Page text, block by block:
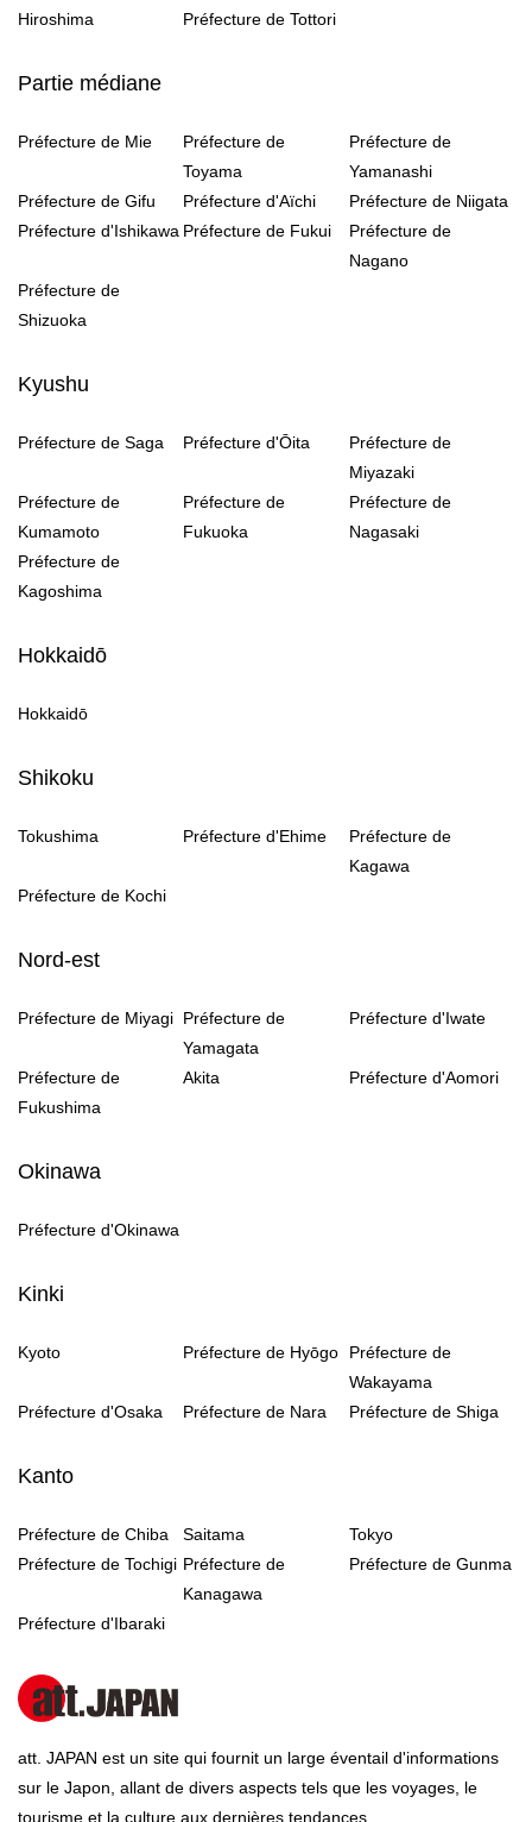
Hiroshima
Préfecture de Tottori
Partie médiane
Préfecture de Mie
Préfecture de
Toyama
Préfecture de
Yamanashi
Préfecture de Gifu
Préfecture d'Aïchi
Préfecture de Niigata
Préfecture d'Ishikawa Préfecture de Fukui
Préfecture de
Nagano
Préfecture de
Shizuoka
Kyushu
Préfecture de Saga Préfecture d'Ōita
Préfecture de
Miyazaki
Préfecture de
Kumamoto
Préfecture de
Fukuoka
Préfecture de
Nagasaki
Préfecture de
Kagoshima
Hokkaidō
Hokkaidō
Shikoku
Tokushima Préfecture d'Ehime
Préfecture de
Kagawa
Préfecture de Kochi
Nord-est
Préfecture de Miyagi Préfecture de
Yamagata
Préfecture d'Iwate
Préfecture de
Fukushima
Akita Préfecture d'Aomori
Okinawa
Préfecture d'Okinawa
Kinki
Kyoto Préfecture de Hyōgo
Préfecture de
Wakayama
Préfecture d'Osaka
Préfecture de Nara Préfecture de Shiga
Kanto
Préfecture de Chiba Saitama
Tokyo
Préfecture de Tochigi Préfecture de
Kanagawa
Préfecture de Gunma
Préfecture d'Ibaraki
att. JAPAN est un site qui fournit un large éventail d'informations
sur le Japon, allant de divers aspects tels que les voyages, le
tourisme et la culture aux dernières tendances.